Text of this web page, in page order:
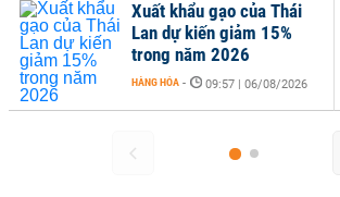
Xuất khẩu gạo của Thái
Lan dự kiến giảm 15%
trong năm 2026
HÀNG HÓA - 09:57 | 06/08/2026